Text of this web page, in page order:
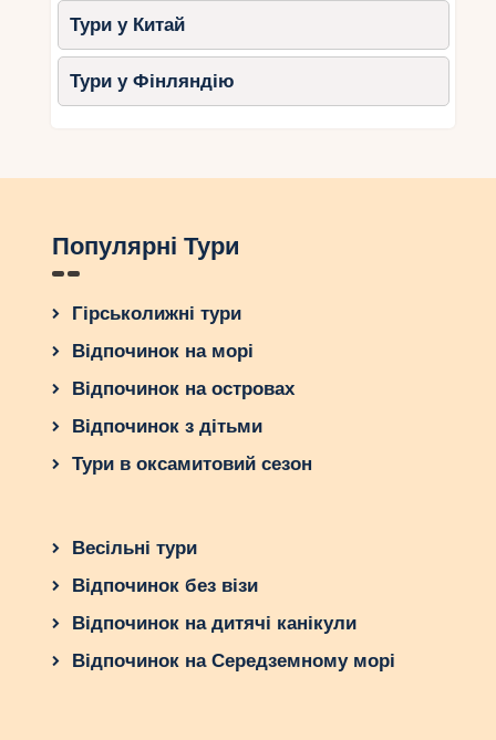
Тури у Китай
Тури у Фінляндію
Популярні Тури
Гірськолижні тури
Відпочинок на морі
Відпочинок на островах
Відпочинок з дітьми
Тури в оксамитовий сезон
Весільні тури
Відпочинок без візи
Відпочинок на дитячі канікули
Відпочинок на Середземному морі